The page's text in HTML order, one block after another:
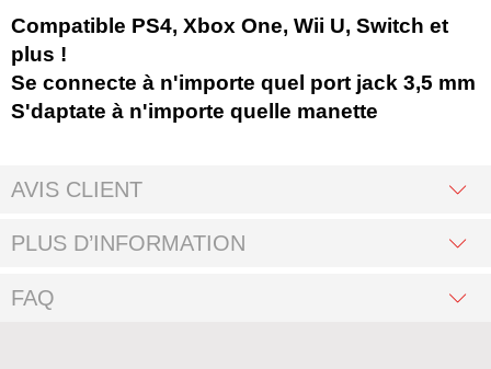
Compatible PS4, Xbox One, Wii U, Switch et
plus !
Se connecte à n'importe quel port jack 3,5 mm
S'daptate à n'importe quelle manette
AVIS CLIENT
PLUS D’INFORMATION
FAQ